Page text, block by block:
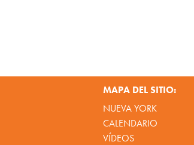
MAPA DEL SITIO:
NUEVA YORK
CALENDARIO
VÍDEOS